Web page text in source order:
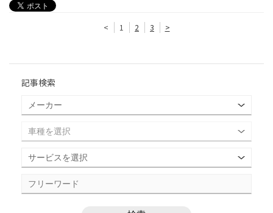
< 1 2 3 >
記事検索